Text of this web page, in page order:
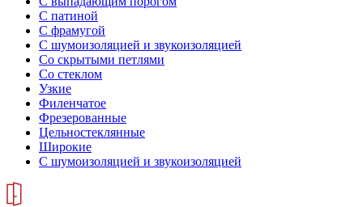
С патиной
С фрамугой
С шумоизоляцией и звукоизоляцией
Со скрытыми петлями
Со стеклом
Узкие
Филенчатое
Фрезерованные
Цельностеклянные
Широкие
С шумоизоляцией и звукоизоляцией